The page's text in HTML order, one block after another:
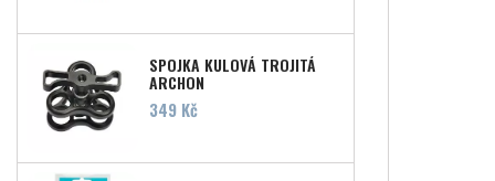
SPOJKA KULOVÁ TROJITÁ
ARCHON
Cena
349 Kč